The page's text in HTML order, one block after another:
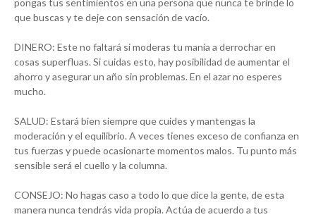
pongas tus sentimientos en una persona que nunca te brinde lo
que buscas y te deje con sensación de vacío.
DINERO: Este no faltará si moderas tu manía a derrochar en
cosas superfluas. Si cuidas esto, hay posibilidad de aumentar el
ahorro y asegurar un año sin problemas. En el azar no esperes
mucho.
SALUD: Estará bien siempre que cuides y mantengas la
moderación y el equilibrio. A veces tienes exceso de confianza en
tus fuerzas y puede ocasionarte momentos malos. Tu punto más
sensible será el cuello y la columna.
CONSEJO: No hagas caso a todo lo que dice la gente, de esta
manera nunca tendrás vida propia. Actúa de acuerdo a tus